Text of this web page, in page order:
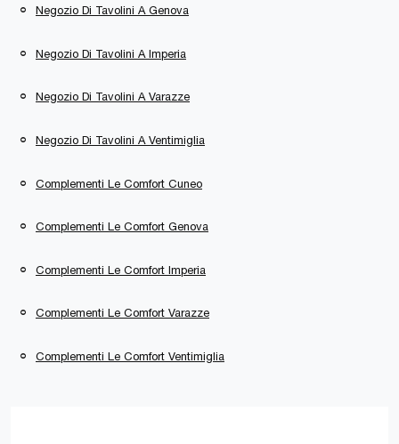
Negozio Di Tavolini A Genova
Negozio Di Tavolini A Imperia
Negozio Di Tavolini A Varazze
Negozio Di Tavolini A Ventimiglia
Complementi Le Comfort Cuneo
Complementi Le Comfort Genova
Complementi Le Comfort Imperia
Complementi Le Comfort Varazze
Complementi Le Comfort Ventimiglia